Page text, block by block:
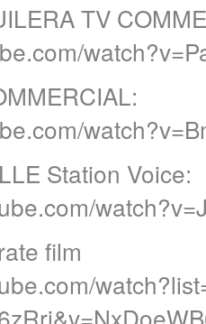
TV
Station Voice:
film